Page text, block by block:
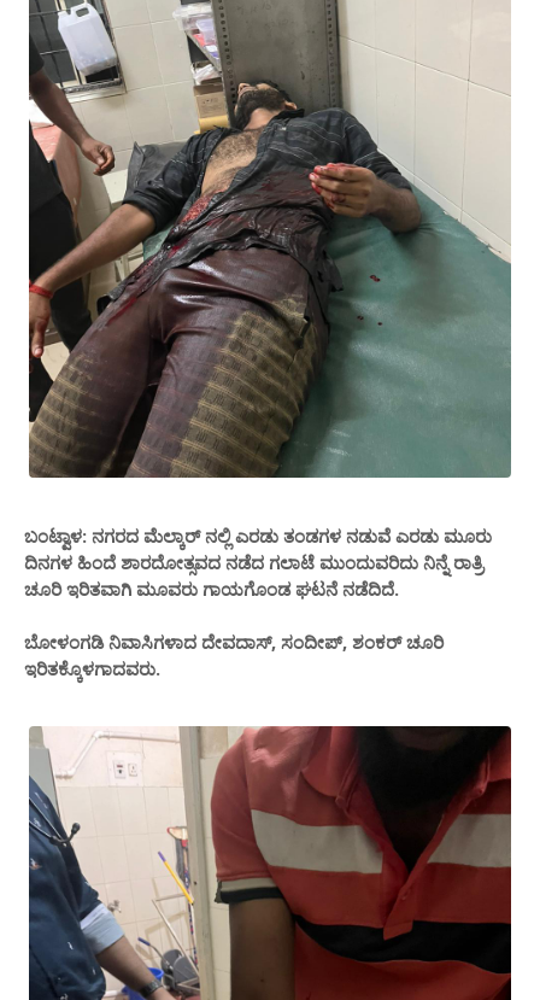
ಬಂಟ್ವಾಳ: ನಗರದ ಮೆಲ್ಕಾರ್ ನಲ್ಲಿ ಎರಡು ತಂಡಗಳ ನಡುವೆ ಎರಡು ಮೂರು
ದಿನಗಳ ಹಿಂದೆ ಶಾರದೋತ್ಸವದ ನಡೆದ ಗಲಾಟೆ ಮುಂದುವರಿದು ನಿನ್ನೆ ರಾತ್ರಿ
ಚೂರಿ ಇರಿತವಾಗಿ ಮೂವರು ಗಾಯಗೊಂಡ ಘಟನೆ ನಡೆದಿದೆ.
ಬೋಳಂಗಡಿ ನಿವಾಸಿಗಳಾದ ದೇವದಾಸ್, ಸಂದೀಪ್, ಶಂಕರ್ ಚೂರಿ
ಇರಿತಕ್ಕೊಳಗಾದವರು.